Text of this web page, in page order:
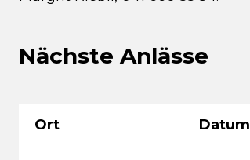
Nächste Anlässe
Ort Datum